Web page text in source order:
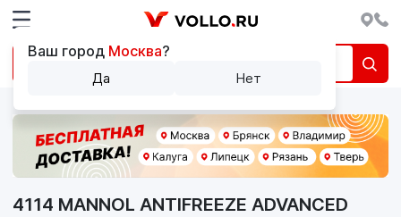
4114 MANNOL ANTIFREEZE ADVANCED
Ваш город Москва?
Да Нет